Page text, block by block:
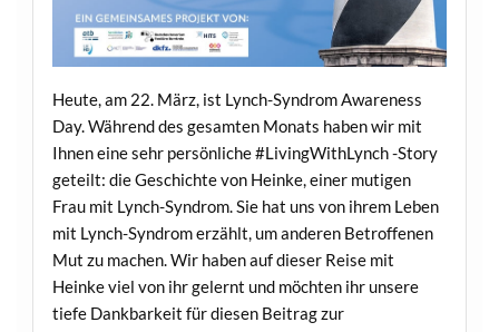
Heute, am 22. März, ist Lynch-Syndrom Awareness
Day. Während des gesamten Monats haben wir mit
Ihnen eine sehr persönliche #LivingWithLynch -Story
geteilt: die Geschichte von Heinke, einer mutigen
Frau mit Lynch-Syndrom. Sie hat uns von ihrem Leben
mit Lynch-Syndrom erzählt, um anderen Betroffenen
Mut zu machen. Wir haben auf dieser Reise mit
Heinke viel von ihr gelernt und möchten ihr unsere
tiefe Dankbarkeit für diesen Beitrag zur